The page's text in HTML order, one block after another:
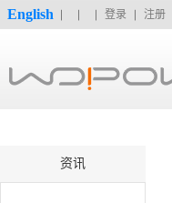
English 登录 注册
资讯